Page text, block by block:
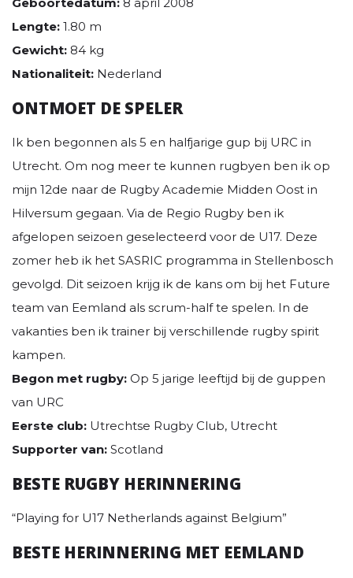
Geboortedatum: 8 april 2008
Lengte: 1.80 m
Gewicht: 84 kg
Nationaliteit: Nederland
ONTMOET DE SPELER
Ik ben begonnen als 5 en halfjarige gup bij URC in
Utrecht. Om nog meer te kunnen rugbyen ben ik op
mijn 12de naar de Rugby Academie Midden Oost in
Hilversum gegaan. Via de Regio Rugby ben ik
afgelopen seizoen geselecteerd voor de U17. Deze
zomer heb ik het SASRIC programma in Stellenbosch
gevolgd. Dit seizoen krijg ik de kans om bij het Future
team van Eemland als scrum-half te spelen. In de
vakanties ben ik trainer bij verschillende rugby spirit
kampen.
Begon met rugby: Op 5 jarige leeftijd bij de guppen
van URC
Eerste club: Utrechtse Rugby Club, Utrecht
Supporter van: Scotland
BESTE RUGBY HERINNERING
“Playing for U17 Netherlands against Belgium”
BESTE HERINNERING MET EEMLAND